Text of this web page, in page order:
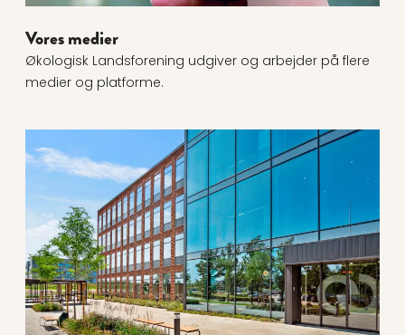
Vores medier
Økologisk Landsforening udgiver og arbejder på flere
medier og platforme.
Læs mere om Job og praktikmuligheder